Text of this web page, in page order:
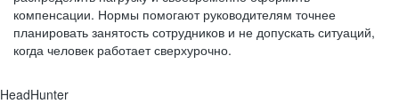
компенсации. Нормы помогают руководителям точнее
планировать занятость сотрудников и не допускать ситуаций,
когда человек работает сверхурочно.
HeadHunter